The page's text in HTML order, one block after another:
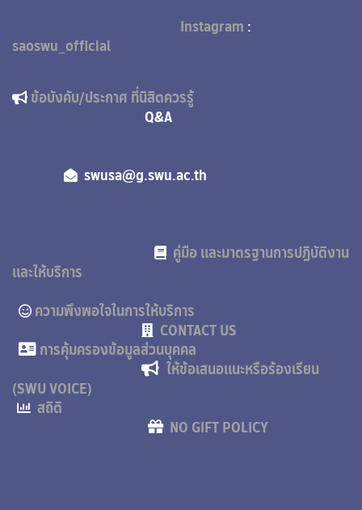
Instagram :
saoswu_official
ข้อบังคับ/ประกาศ ที่นิสิตควรรู้
Q&A
swusa@g.swu.ac.th
คู่มือ และมาตรฐานการปฏิบัติงาน
และให้บริการ
ความพึงพอใจในการให้บริการ
CONTACT US
การคุ้มครองข้อมูลส่วนบุคคล
ให้ข้อเสนอแนะหรือร้องเรียน
(SWU VOICE)
สถิติ
NO GIFT POLICY